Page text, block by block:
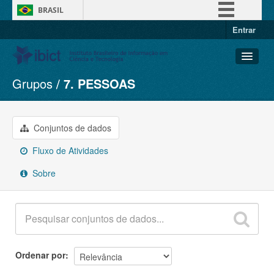
BRASIL
Entrar
Conjuntos de dados
Organizações
Grupos
Sobre
Grupos 7. PESSOAS
Conjuntos de dados
Fluxo de Atividades
Sobre
Ordenar por